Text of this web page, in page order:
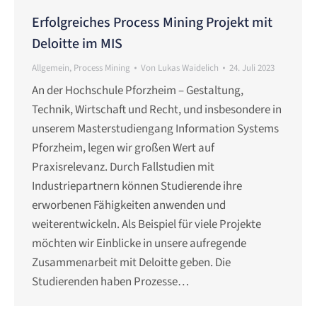
Erfolgreiches Process Mining Projekt mit
Deloitte im MIS
Allgemein, Process Mining Von Lukas Waidelich 24. Juli 2023
An der Hochschule Pforzheim – Gestaltung,
Technik, Wirtschaft und Recht, und insbesondere in
unserem Masterstudiengang Information Systems
Pforzheim, legen wir großen Wert auf
Praxisrelevanz. Durch Fallstudien mit
Industriepartnern können Studierende ihre
erworbenen Fähigkeiten anwenden und
weiterentwickeln. Als Beispiel für viele Projekte
möchten wir Einblicke in unsere aufregende
Zusammenarbeit mit Deloitte geben. Die
Studierenden haben Prozesse…